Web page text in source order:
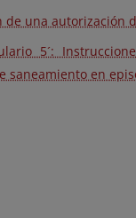
de una autorización
5´:
saneamiento en